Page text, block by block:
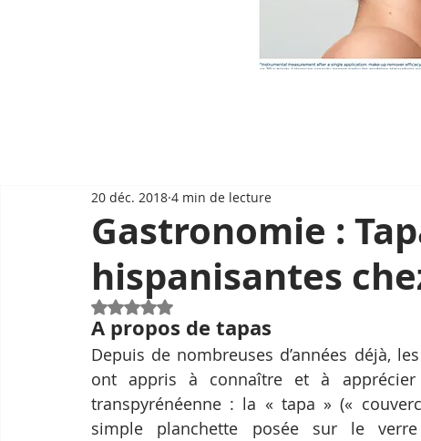
Gastronomie :
hispanisantes
20 déc. 2018 4 min de lecture
Noté NaN étoiles sur 5.
A propos de tapas
Depuis de nombreuses d’années déjà,
ont appris à connaître et à
transpyrénéenne : la « tapa » («
simple planchette posée sur le